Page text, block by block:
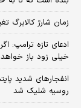
زمان شارژ کالابرگ
ادعای تازه ترامپ:
خیلی زود باز
روسیه شلیک شد